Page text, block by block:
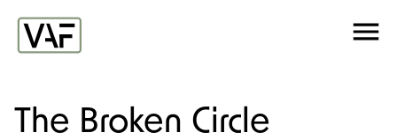
Ga verder naar de inhoud
The Broken Circle